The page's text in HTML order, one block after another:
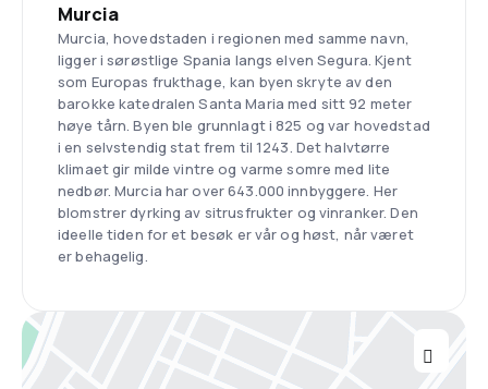
Murcia
Murcia, hovedstaden i regionen med samme navn,
ligger i sørøstlige Spania langs elven Segura. Kjent
som Europas frukthage, kan byen skryte av den
barokke katedralen Santa Maria med sitt 92 meter
høye tårn. Byen ble grunnlagt i 825 og var hovedstad
i en selvstendig stat frem til 1243. Det halvtørre
klimaet gir milde vintre og varme somre med lite
nedbør. Murcia har over 643.000 innbyggere. Her
blomstrer dyrking av sitrusfrukter og vinranker. Den
ideelle tiden for et besøk er vår og høst, når været
er behagelig.